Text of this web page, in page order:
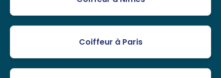
Coiffeur à Paris